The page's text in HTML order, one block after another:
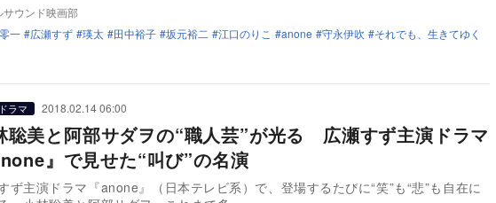
サウンド映画部
一
広瀬すず 瑛太 田中裕子 坂元裕二 江口のりこ anone 守永伊吹 それでも、生きてゆく
ラマ 2018.02.14 06:00
聡美と阿部サダヲの“職人芸”が光る 広瀬すず主演ドラマ
』で見せた“叫び”の名演
ず主演ドラマ『anone』（日本テレビ系）で、登場するたびに“笑”も“悲”も自在に